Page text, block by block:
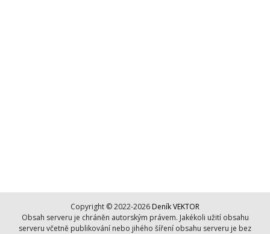
Copyright © 2022-2026 Deník VEKTOR
Obsah serveru je chráněn autorským právem. Jakékoli užití obsahu
serveru včetně publikování nebo jihého šíření obsahu serveru je bez